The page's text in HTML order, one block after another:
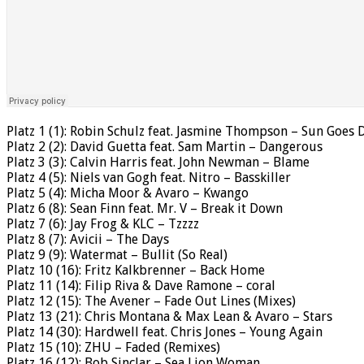
Platz 1 (1): Robin Schulz feat. Jasmine Thompson – Sun Goes
Platz 2 (2): David Guetta feat. Sam Martin – Dangerous
Platz 3 (3): Calvin Harris feat. John Newman – Blame
Platz 4 (5): Niels van Gogh feat. Nitro – Basskiller
Platz 5 (4): Micha Moor & Avaro – Kwango
Platz 6 (8): Sean Finn feat. Mr. V – Break it Down
Platz 7 (6): Jay Frog & KLC – Tzzzz
Platz 8 (7): Avicii – The Days
Platz 9 (9): Watermat – Bullit (So Real)
Platz 10 (16): Fritz Kalkbrenner – Back Home
Platz 11 (14): Filip Riva & Dave Ramone – coral
Platz 12 (15): The Avener – Fade Out Lines (Mixes)
Platz 13 (21): Chris Montana & Max Lean & Avaro – Stars
Platz 14 (30): Hardwell feat. Chris Jones – Young Again
Platz 15 (10): ZHU – Faded (Remixes)